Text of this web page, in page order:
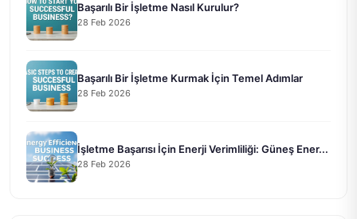
Başarılı Bir İşletme Nasıl Kurulur?
28 Feb 2026
Başarılı Bir İşletme Kurmak İçin Temel Adımlar
28 Feb 2026
İşletme Başarısı İçin Enerji Verimliliği: Güneş Ener...
28 Feb 2026